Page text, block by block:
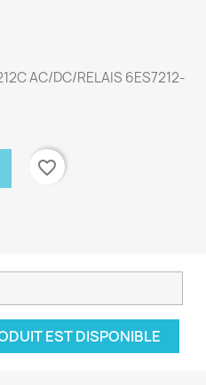
AC/DC/RELAIS 6ES7212-
favorite_border
EST DISPONIBLE